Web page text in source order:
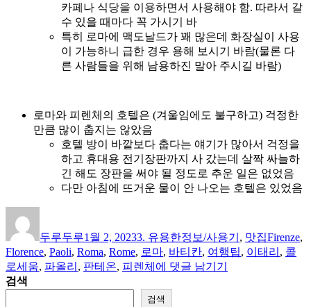
카페나 식당을 이용하면서 사용해야 함. 따라서 갈
수 있을 때마다 꼭 가시기 바
특히 로마에 맥도날드가 꽤 많은데 화장실이 사용
이 가능하니 급한 경우 용해 보시기 바람(물론 다
른 사람들을 위해 남용하진 말아 주시길 바람)
로마와 피렌체의 호텔은 (겨울임에도 불구하고) 걱정한
만큼 많이 춥지는 않았음
호텔 방이 바깥보다 춥다는 얘기가 많아서 걱정을
하고 휴대용 전기장판까지 사 갔는데 살짝 싸늘하
긴 해도 장판을 써야 될 정도로 추운 일은 없었음
다만 아침에 뜨거운 물이 안 나오는 호텔은 있었음
이
두루두루일
자
1월 2, 2023고
리
3. 유용한정보/사용기 , 맛집Firenze,
Florence, Paoli, Roma, Rome, 로마, 바티칸, 여행팁, 이태리 , 콜
로세움, 파올리 , 판테온, 피렌체 이
리
에 댓글 남기기
검색
검색